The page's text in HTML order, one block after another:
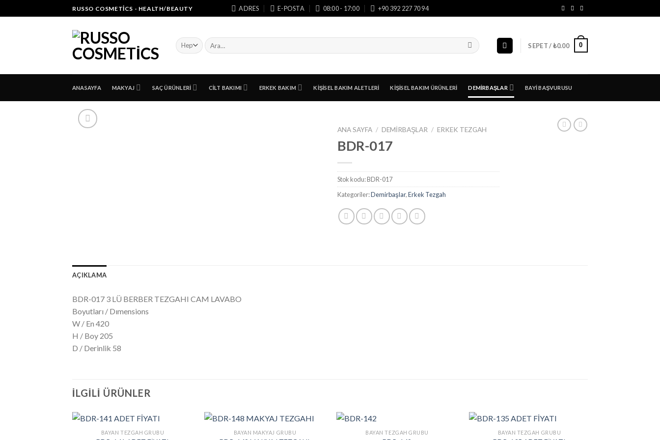
to
RUSSO COSMETICS - HEALTH/BEAUTY ADRES E-POSTA 08:00 - 17:00 +90 392 227 70 94
Ara:
SEPET /₺0.00 0
ANASAYFA MAKYAJ SAÇ ÜRÜNLERI CILT BAKIMI ERKEK BAKIM KIŞISEL BAKIM ALETLERI KIŞISEL BAKIM ÜRÜNLERI DEMIRBAŞLAR BAYI BAŞVURUSU
ANA SAYFA / DEMIRBAŞLAR / ERKEK TEZGAH
BDR-017
Stok kodu:BDR-017
Kategoriler:Demirbaşlar,Erkek Tezgah
AÇIKLAMA
BDR-017 3 LÜ BERBER TEZGAHI CAM LAVABO
Boyutları / Dımensions
W / En 420
H / Boy 205
D / Derinlik 58
İLGILI ÜRÜNLER
BAYAN TEZGAH GRUBU BAYAN MAKYAJ GRUBU BAYAN TEZGAH GRUBU BAYAN TEZGAH GRUBU